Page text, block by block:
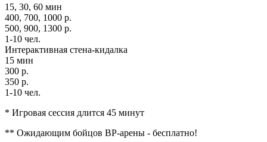
15, 30, 60 мин
400, 700, 1000 р.
500, 900, 1300 р.
1-10 чел.
Интерактивная стена-кидалка
15 мин
300 р.
350 р.
1-10 чел.
* Игровая сессия длится 45 минут
** Ожидающим бойцов ВР-арены - бесплатно!